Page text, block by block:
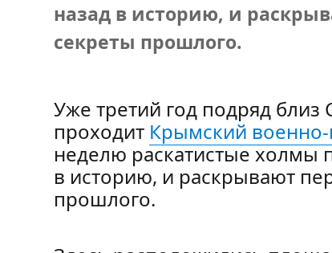
назад в историю, и
секреты прошлого.
Уже третий год подряд
проходит Крымский военно-
неделю раскатистые холмы
в историю, и раскрывают
прошлого.